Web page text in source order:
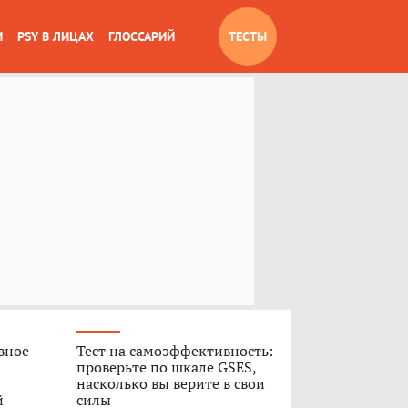
PSY В ЛИЦАХ ГЛОССАРИЙ ТЕСТЫ
Тест на самоэффективность:
проверьте по шкале GSES,
насколько вы верите в свои
силы